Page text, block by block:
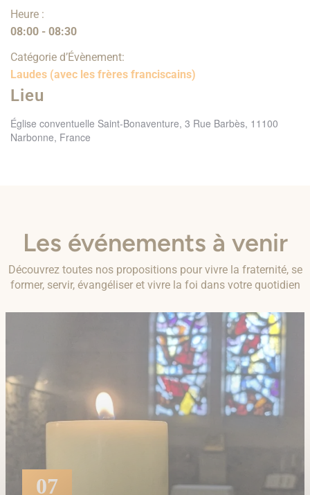
Heure :
08:00 - 08:30
Catégorie d’Évènement:
Laudes (avec les frères franciscains)
Lieu
Église conventuelle Saint-Bonaventure, 3 Rue Barbès, 11100
Narbonne, France
Les événements à venir
Découvrez toutes nos propositions pour vivre la fraternité, se
former, servir, évangéliser et vivre la foi dans votre quotidien
07